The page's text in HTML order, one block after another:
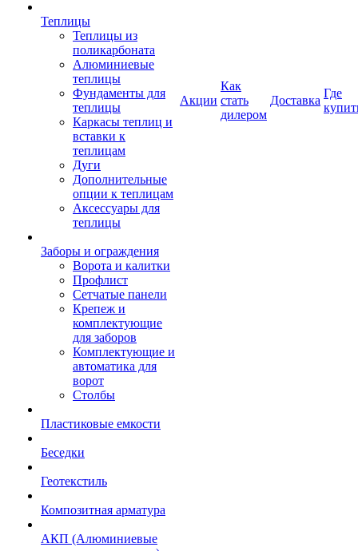
Теплицы
Теплицы из
поликарбоната
Алюминиевые
теплицы
Фундаменты для
теплицы
Каркасы теплиц и
вставки к
теплицам
Дуги
Дополнительные
опции к теплицам
Аксессуары для
теплицы
Заборы и ограждения
Ворота и калитки
Профлист
Сетчатые панели
Крепеж и
комплектующие
для заборов
Комплектующие и
автоматика для
ворот
Столбы
Пластиковые емкости
Беседки
Геотекстиль
Композитная арматура
АКП (Алюминиевые
Акции
Как
стать
дилером
Доставка
Где